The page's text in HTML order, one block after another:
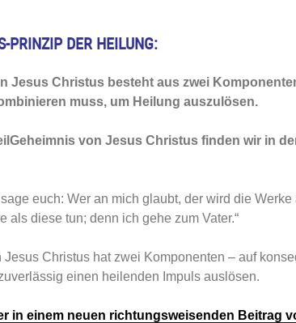
PRINZIP DER HEILUNG:
Jesus Christus besteht aus zwei
muss, um Heilung auszulösen.
von Jesus Christus finden wir in
euch: Wer an mich glaubt, der wird die Werke
als diese tun; denn ich gehe zum Vater.“
Christus hat zwei Komponenten – auf
einen heilenden Impuls auslösen.
in einem neuen richtungsweisenden Beitrag